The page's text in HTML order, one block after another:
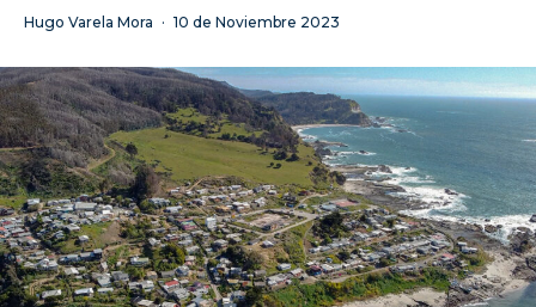
Hugo Varela Mora · 10 de Noviembre 2023